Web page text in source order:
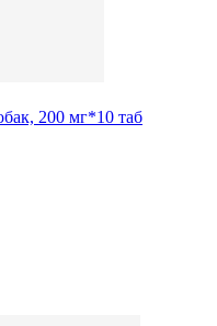
200 мг*10 таб